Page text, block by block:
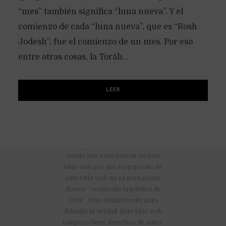
“mes” también significa “luna nueva”. Y el
comienzo de cada “luna nueva”, que es “Rosh
Jodesh”, fue el comienzo de un mes. Por eso
entre otras cosas, la Toráh...
LEER
vendo mis enseñanzas en este
sitio web por que el propósito de
este sitio web no es para ganar
dinero “vendiendo la palabra de
Dios”, sino simplemente para
difundir la verdad. Este sitio web
tampoco tiene derechos de autor.